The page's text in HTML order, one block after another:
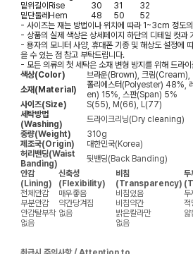
밑위길이 Rise 30 31
32
밑단둘레 Hem 48 50
52
- 사이즈는 재는 방법이나 위치에 따라 1~3cm 정도
- 상품의 실제 색상은 상세페이지 하단의 디테일 컷과
- 용자의 모니터 사양, 휴대폰 기종 및 해상도 설정에
을 수 있는 점 참고 부탁드립니다.
- 모든 의류의 첫 세탁은 소재 변형 방지를 위해 드라
색상(Color)
브라운(Brown), 크림
소재(Material)
폴리에스터(Polyester) 48%,
en) 15%, 스판(Span) 5%
사이즈(Size)
S(55), M(66), L(77)
세탁방법
(Washing)
드라이크리닝(Dry cleaning)
중량(Weight)
310g
제조국(Origin)
대한민국(Korea)
허리밴딩(Waist
Banding)
뒷밴딩(Back Banding)
안감
(Lining)
신축성
(Flexibility)
비침
(Transparency)
두
전체안감
매우좋음 비침있음 두
부분안감
약간당겨짐 비침약간 적
안감탈부착 없음 밝은칼라만 얇
없음
없음